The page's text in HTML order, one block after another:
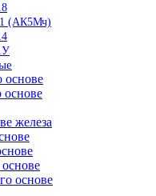
(АК5Мч)
основе
основе
железа
основе